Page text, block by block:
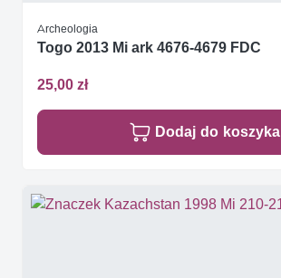
Archeologia
Togo 2013 Mi ark 4676-4679 FDC
25,00 zł
Dodaj do koszyka